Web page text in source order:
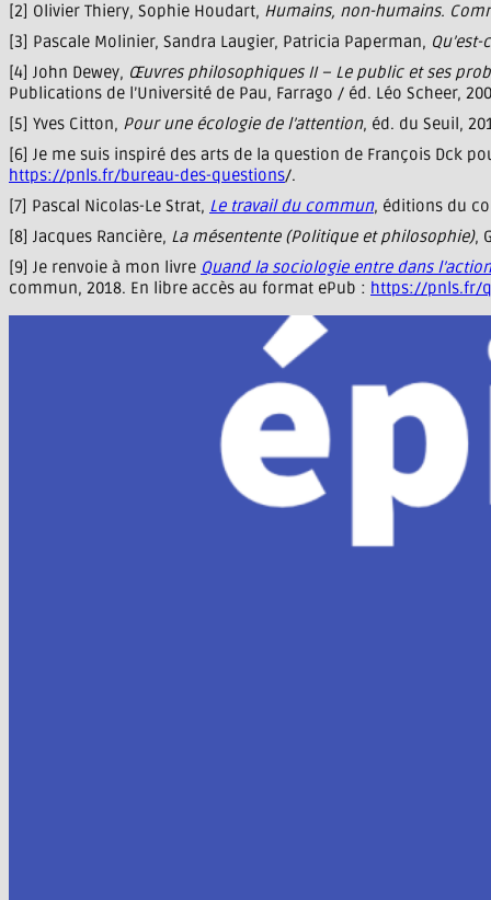
[2] Olivier Thiery, Sophie Houdart, Humains, non-humains.
[3] Pascale Molinier, Sandra Laugier, Patricia Paperman,
[4] John Dewey, Œuvres philosophiques II – Le public et ses
Publications de l’Université de Pau, Farrago / éd. Léo Scheer,
[5] Yves Citton, Pour une écologie de l’attention, éd. du Seuil,
[6] Je me suis inspiré des arts de la question de François Dck
https://pnls.fr/bureau-des-questions/.
[7] Pascal Nicolas-Le Strat, Le travail du commun, éditions du
[8] Jacques Rancière, La mésentente (Politique et philosophie),
[9] Je renvoie à mon livre Quand la sociologie entre dans
commun, 2018. En libre accès au format ePub : https://pnls.fr/